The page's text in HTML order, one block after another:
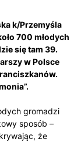
k/Przemyśla
700 młodych
się tam 39.
w Polsce
gromadzi
sposób –
że